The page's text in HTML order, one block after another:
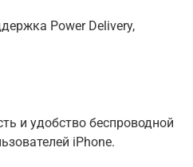
Power Delivery,
и удобство беспроводной
iPhone.